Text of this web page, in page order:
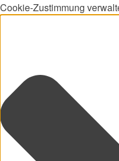
Cookie-Zustimmung